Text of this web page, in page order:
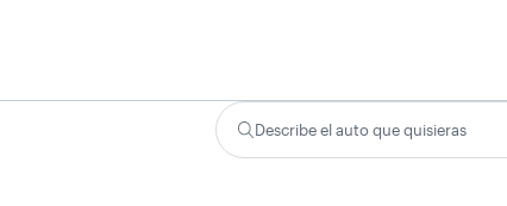
Describe el auto que quisieras